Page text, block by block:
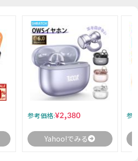
参考価格:¥2,380
Yahoo!でみる
参